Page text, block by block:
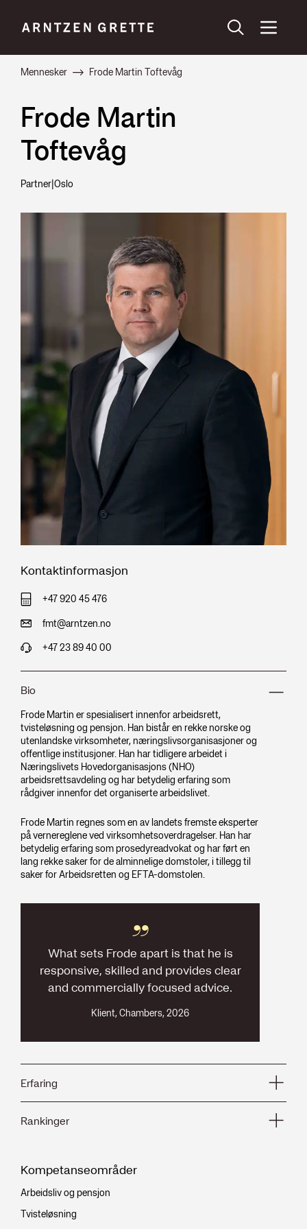
Mennesker Frode Martin Toftevåg
Kompetanseområder
Arbeidsliv og pensjon
Tvisteløsning
Frode Martin
Toftevåg
Partner|Oslo
Kontaktinformasjon
+47 920 45 476
fmt@arntzen.no
+47 23 89 40 00
Bio
Frode Martin er spesialisert innenfor arbeidsrett,
tvisteløsning og pensjon. Han bistår en rekke norske og
utenlandske virksomheter, næringslivsorganisasjoner og
offentlige institusjoner. Han har tidligere arbeidet i
Næringslivets Hovedorganisasjons (NHO)
arbeidsrettsavdeling og har betydelig erfaring som
rådgiver innenfor det organiserte arbeidslivet.
Frode Martin regnes som en av landets fremste eksperter
på vernereglene ved virksomhetsoverdragelser. Han har
betydelig erfaring som prosedyreadvokat og har ført en
lang rekke saker for de alminnelige domstoler, i tillegg til
saker for Arbeidsretten og EFTA-domstolen.
What sets Frode apart is that he is
responsive, skilled and provides clear
and commercially focused advice.
Klient, Chambers, 2026
Erfaring
2025 -
2019 - 2025
Arntzen de Besche
Partner
Rankinger
Chambers, Employment
Band 4
2026